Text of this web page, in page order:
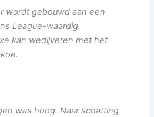
wordt gebouwd aan een
League-waardig
kan wedijveren met het
was hoog. Naar schatting